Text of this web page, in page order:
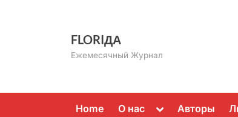
FLORIДА
Ежемесячный Журнал
Home О нас
ToggleАвторы